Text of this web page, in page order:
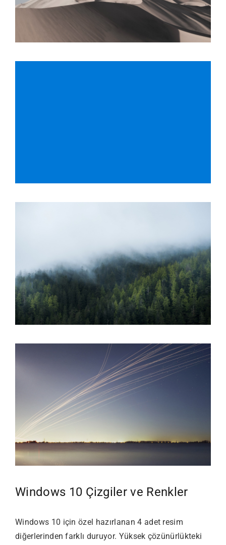
Windows 10 Çizgiler ve Renkler
Windows 10 için özel hazırlanan 4 adet resim
diğerlerinden farklı duruyor. Yüksek çözünürlükteki